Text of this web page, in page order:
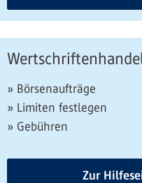
» Börsenaufträge
» Limiten festlegen
» Gebühren
Zur